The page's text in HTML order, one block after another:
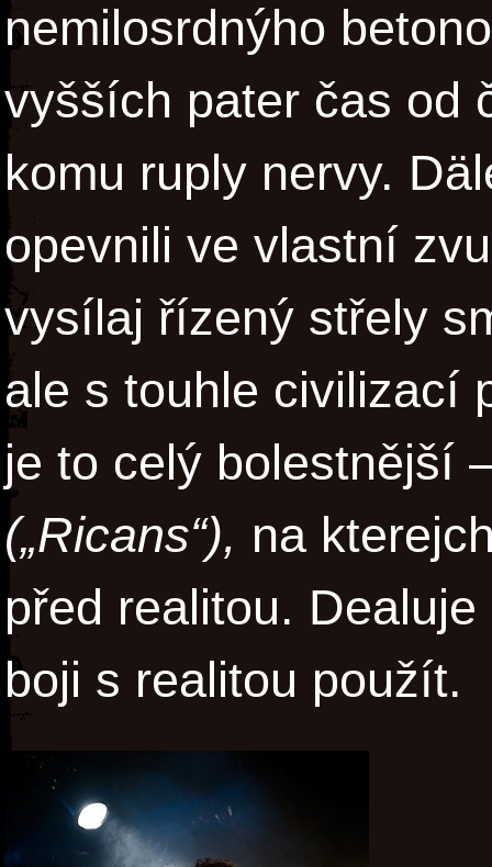
nemilosrdnýho
vyšších pater čas od
komu ruply nervy.
opevnili ve vlastní
vysílaj řízený střely
ale s touhle civilizací
je to celý bolestnější
(„Ricans“), na
před realitou.
boji s realitou použít.